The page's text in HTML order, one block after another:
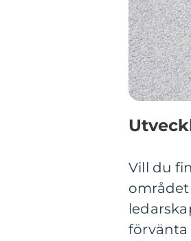
Vill du
förvänta